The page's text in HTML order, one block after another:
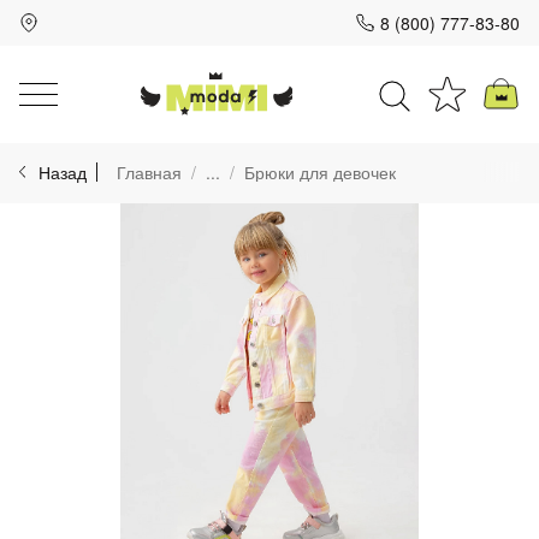
8 (800) 777-83-80
Назад Главная ... Брюки для девочек
Для клиентов всех банков
Разбейте
на части
без переплат
График платежей